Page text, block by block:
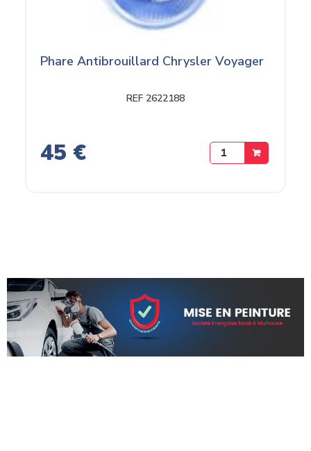
Phare Antibrouillard Chrysler Voyager
REF 2622188
45 €